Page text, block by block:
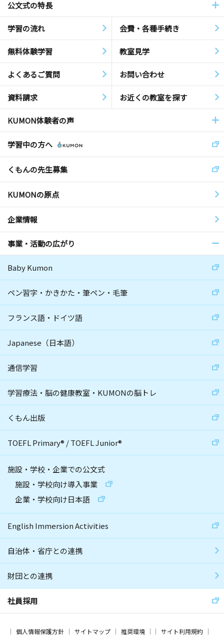
公文式の特長
学習の流れ 会費・各種手続き
無料体験学習 教室見学
よくあるご質問 お問い合わせ
資料請求 お近くの教室を探す
KUMON体験者の声
学習中の方へ
くもんの先生募集
KUMONの原点
企業情報
事業・活動の広がり
Baby Kumon
ペン習字・かきかた・筆ペン・毛筆
フランス語・ドイツ語
Japanese（日本語）
通信学習
学習療法・脳の健康教室・KUMONの脳トレ
くもん出版
TOEFL Primary® /TOEFL Junior®
施設・学校・企業での公文式
施設・学校向け導入事業
企業・学校向け日本語
English Immersion Activities
自治体・省庁との連携
財団との連携
社員採用
個人情報保護方針 サイトマップ 推奨環境 サイト利用規約